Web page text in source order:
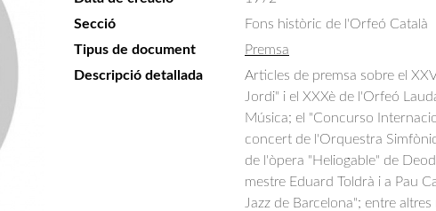
Secció
Fons històric de l'Orfeó Català
Tipus de document
Premsa
Descripció detallada
Articles de premsa sobre el
Jordi" i el XXXè de l'Orfeó
Música; el "Concurso
concert de l'Orquestra
de l'òpera "Heliogable" de
mestre Eduard Toldrà i a Pau
Jazz de Barcelona"; entre